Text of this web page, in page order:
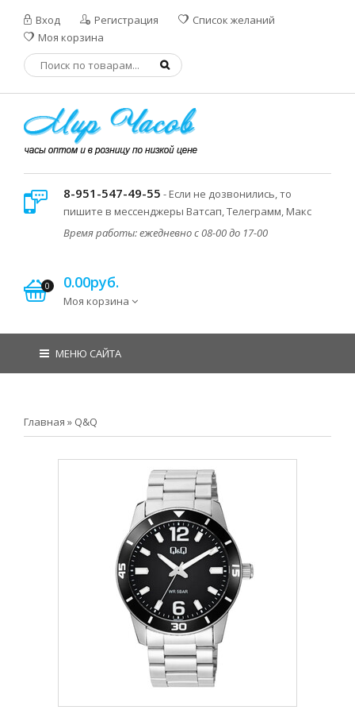
Вход Регистрация
Список желаний
Моя корзина
8-951-547-49-55 - Если не дозвонились, то
пишите в мессенджеры Ватсап, Телеграмм, Макс
Время работы: ежедневно с 08-00 до 17-00
0 0.00руб.
Моя корзина
МЕНЮ САЙТА
Главная » Q&Q